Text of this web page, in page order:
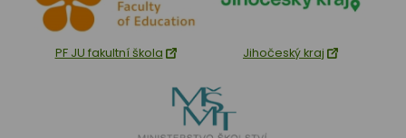
PF JU fakultní škola Jihočeský kraj